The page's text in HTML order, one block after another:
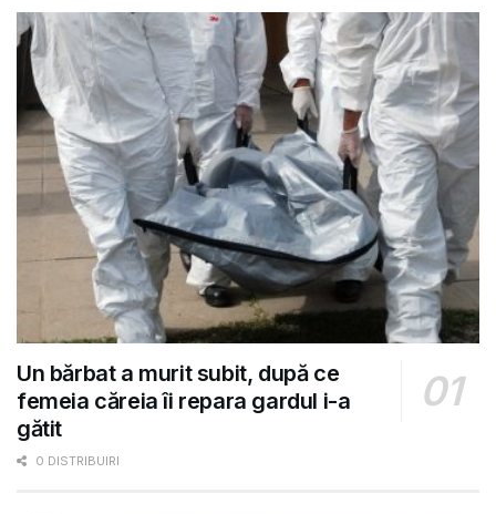
Un bărbat a murit subit, după ce
femeia căreia îi repara gardul i-a
gătit
0 DISTRIBUIRI